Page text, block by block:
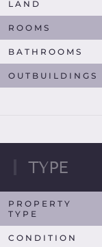
LAND
ROOMS
BATHROOMS
OUTBUILDINGS
TYPE
PROPERTY
TYPE
CONDITION